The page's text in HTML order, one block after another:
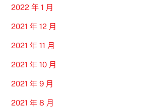
2022 年 1 月
2021 年 12 月
2021 年 11 月
2021 年 10 月
2021 年 9 月
2021 年 8 月